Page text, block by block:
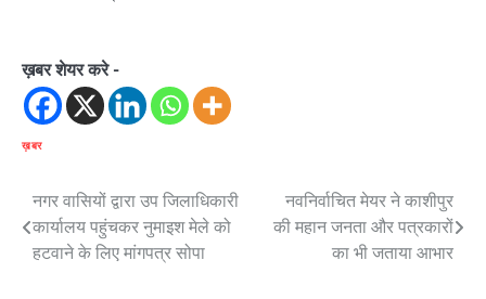
ख़बर शेयर करे -
ख़बर
Post
navigation
नगर वासियों द्वारा उप जिलाधिकारी
कार्यालय पहुंचकर नुमाइश मेले को
हटवाने के लिए मांगपत्र सोपा
नवनिर्वाचित मेयर ने काशीपुर
की महान जनता और पत्रकारों
का भी जताया आभार